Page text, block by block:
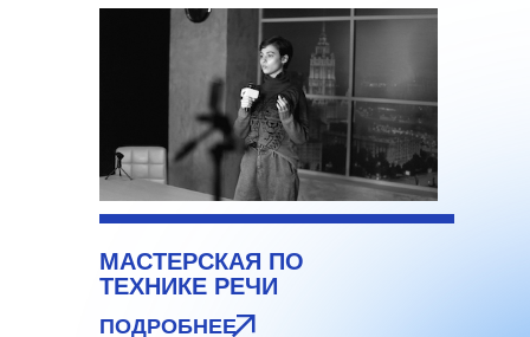
МАСТЕРСКАЯ ПО
ТЕХНИКЕ РЕЧИ
ПОДРОБНЕЕ